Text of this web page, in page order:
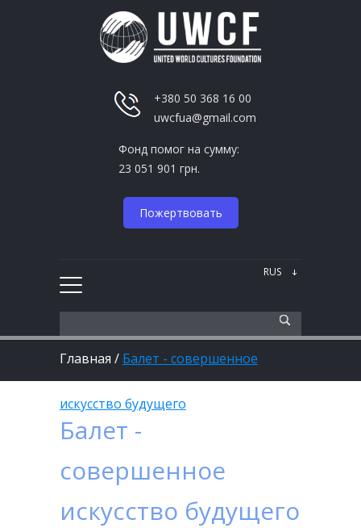
+380 50 368 16 00
uwcfua@gmail.com
Фонд помог на сумму:
23 051 901 грн.
Пожертвовать
Главная / Балет - совершенное
искусство будущего
Балет -
совершенное
искусство будущего